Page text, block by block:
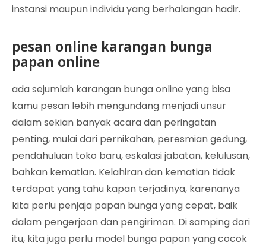
instansi maupun individu yang berhalangan hadir.
pesan online karangan bunga
papan online
ada sejumlah karangan bunga online yang bisa
kamu pesan lebih mengundang menjadi unsur
dalam sekian banyak acara dan peringatan
penting, mulai dari pernikahan, peresmian gedung,
pendahuluan toko baru, eskalasi jabatan, kelulusan,
bahkan kematian. Kelahiran dan kematian tidak
terdapat yang tahu kapan terjadinya, karenanya
kita perlu penjaja papan bunga yang cepat, baik
dalam pengerjaan dan pengiriman. Di samping dari
itu, kita juga perlu model bunga papan yang cocok